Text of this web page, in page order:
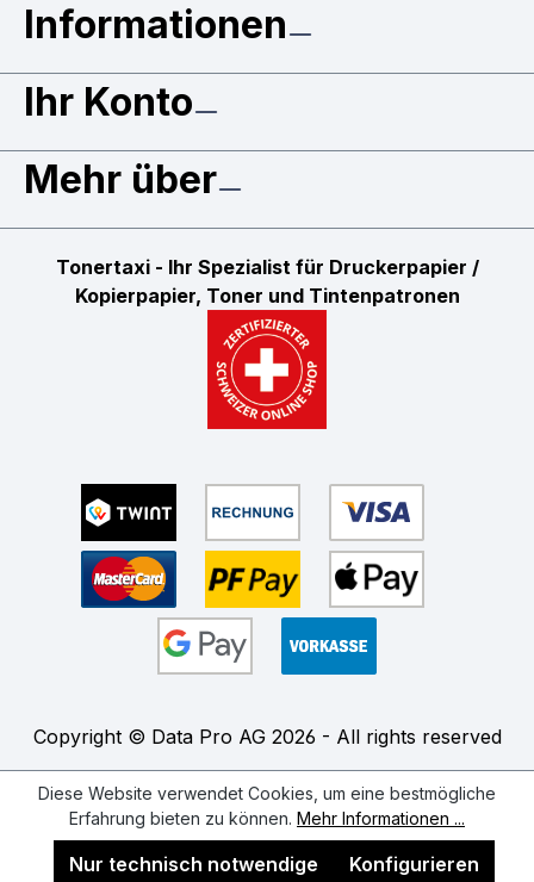
Informationen
Ihr Konto
Mehr über
Tonertaxi - Ihr Spezialist für Druckerpapier /
Kopierpapier, Toner und Tintenpatronen
Copyright © Data Pro AG 2026 - All rights reserved
Diese Website verwendet Cookies, um eine bestmögliche
Erfahrung bieten zu können. Mehr Informationen ...
Nur technisch notwendige Konfigurieren